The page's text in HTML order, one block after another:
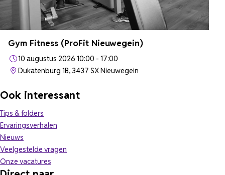
Gym Fitness (ProFit Nieuwegein)
10 augustus 2026 10:00 - 17:00
Dukatenburg 1B, 3437 SX Nieuwegein
Ook interessant
Tips & folders
Ervaringsverhalen
Nieuws
Veelgestelde vragen
Onze vacatures